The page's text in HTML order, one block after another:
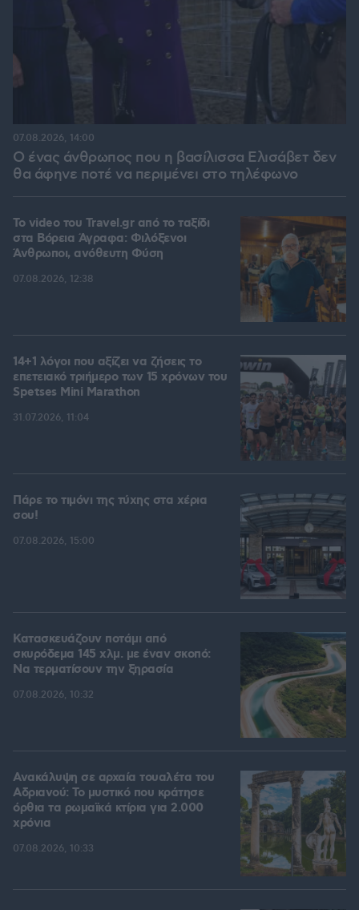
Ο ένας άνθρωπος που η βασίλισσα Ελισάβετ δεν
θα άφηνε ποτέ να περιμένει στο τηλέφωνο
07.08.2026, 14:00
To video του Travel.gr από το ταξίδι
στα Βόρεια Άγραφα: Φιλόξενοι
Άνθρωποι, ανόθευτη Φύση
07.08.2026, 12:38
14+1 λόγοι που αξίζει να ζήσεις το
επετειακό τριήμερο των 15 χρόνων του
Spetses Mini Marathon
31.07.2026, 11:04
Πάρε το τιμόνι της τύχης στα χέρια
σου!
07.08.2026, 15:00
Κατασκευάζουν ποτάμι από
σκυρόδεμα 145 χλμ. με έναν σκοπό:
Να τερματίσουν την ξηρασία
07.08.2026, 10:32
Ανακάλυψη σε αρχαία τουαλέτα του
Αδριανού: Το μυστικό που κράτησε
όρθια τα ρωμαϊκά κτίρια για 2.000
χρόνια
07.08.2026, 10:33